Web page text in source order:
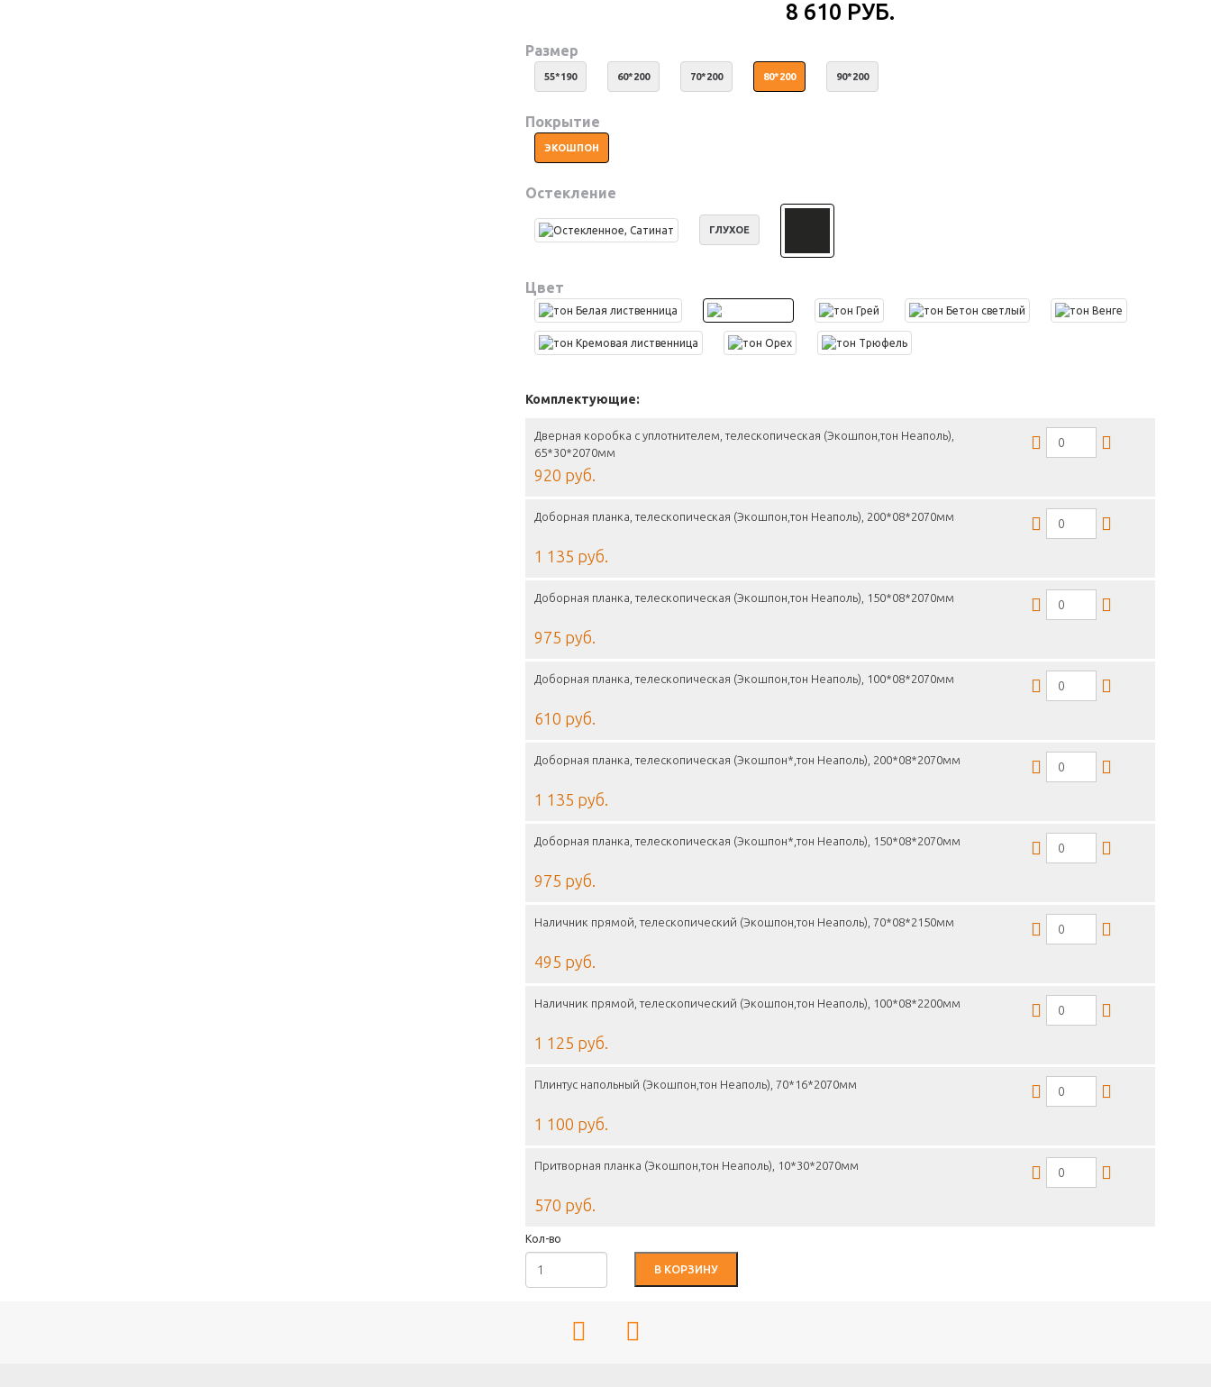
8 610 РУБ.
Размер
55*190 60*200 70*200 80*200 90*200
Покрытие
ЭКОШПОН
Остекление
ГЛУХОЕ
Цвет
Комплектующие:
Дверная коробка с уплотнителем, телескопическая (Экошпон,тон Неаполь),
65*30*2070мм
920 руб.
Доборная планка, телескопическая (Экошпон,тон Неаполь), 200*08*2070мм
1 135 руб.
Доборная планка, телескопическая (Экошпон,тон Неаполь), 150*08*2070мм
975 руб.
Доборная планка, телескопическая (Экошпон,тон Неаполь), 100*08*2070мм
610 руб.
Доборная планка, телескопическая (Экошпон*,тон Неаполь), 200*08*2070мм
1 135 руб.
Доборная планка, телескопическая (Экошпон*,тон Неаполь), 150*08*2070мм
975 руб.
Наличник прямой, телескопический (Экошпон,тон Неаполь), 70*08*2150мм
495 руб.
Наличник прямой, телескопический (Экошпон,тон Неаполь), 100*08*2200мм
1 125 руб.
Плинтус напольный (Экошпон,тон Неаполь), 70*16*2070мм
1 100 руб.
Притворная планка (Экошпон,тон Неаполь), 10*30*2070мм
570 руб.
Кол-во
В КОРЗИНУ